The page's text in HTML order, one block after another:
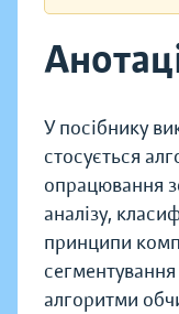
У посібнику
стосується
опрацювання
аналізу,
принципи
алгоритми